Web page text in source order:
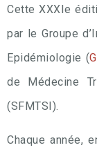
Cette XXXIe
par le Groupe
Epidémiologie (
de Médecine
(SFMTSI).
Chaque année,